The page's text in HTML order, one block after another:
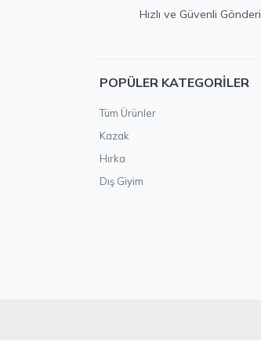
Hızlı ve Güvenli Gönderi
POPÜLER KATEGORILER
Tüm Ürünler
Kazak
Hırka
Dış Giyim